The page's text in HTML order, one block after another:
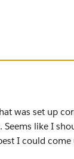
rules that may
set their own
was set up
like I
I could come